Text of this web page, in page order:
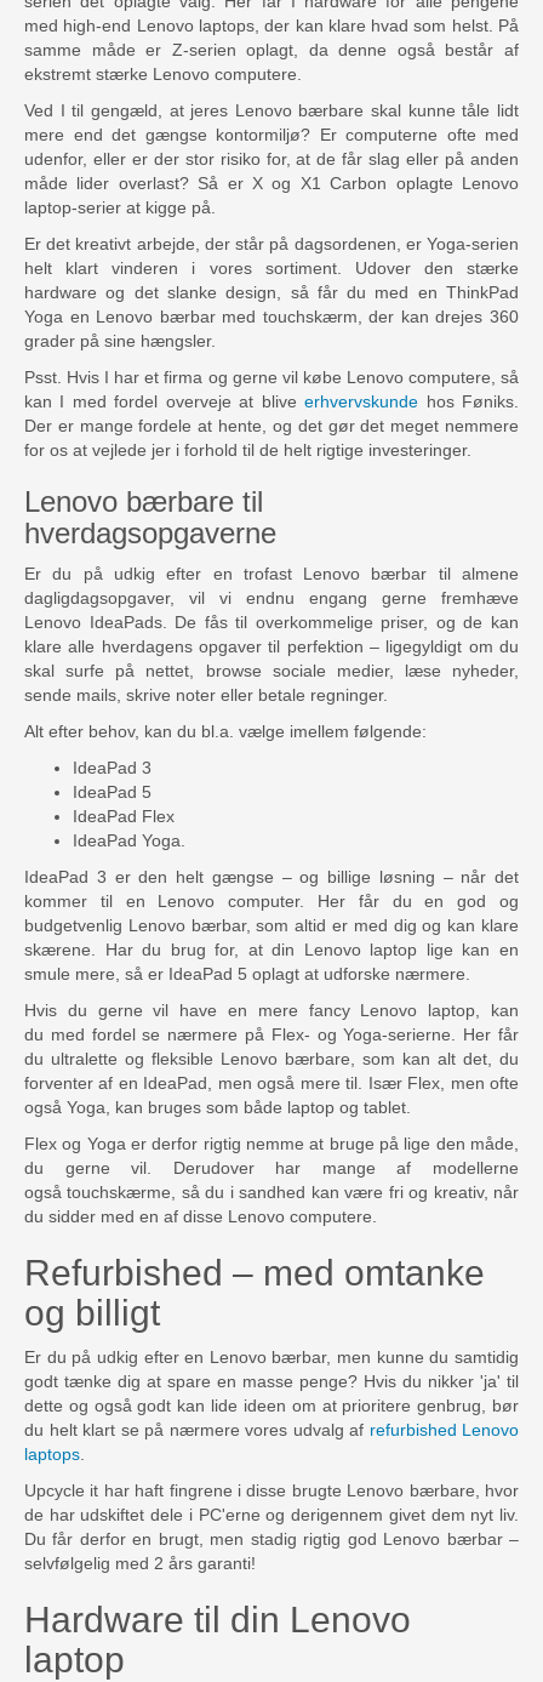
med high-end Lenovo laptops, der kan klare hvad som helst. På
samme måde er Z-serien oplagt, da denne også består af
ekstremt stærke Lenovo computere.
Ved I til gengæld, at jeres Lenovo bærbare skal kunne tåle lidt
mere end det gængse kontormiljø? Er computerne ofte med
udenfor, eller er der stor risiko for, at de får slag eller på anden
måde lider overlast? Så er X og X1 Carbon oplagte Lenovo
laptop-serier at kigge på.
Er det kreativt arbejde, der står på dagsordenen, er Yoga-serien
helt klart vinderen i vores sortiment. Udover den stærke
hardware og det slanke design, så får du med en ThinkPad
Yoga en Lenovo bærbar med touchskærm, der kan drejes 360
grader på sine hængsler.
Psst. Hvis I har et firma og gerne vil købe Lenovo computere, så
kan I med fordel overveje at bliveerhvervskunde hos Føniks.
Der er mange fordele at hente, og det gør det meget nemmere
for os at vejlede jer i forhold til de helt rigtige investeringer.
Lenovo bærbare til
hverdagsopgaverne
Er du på udkig efter en trofast Lenovo bærbar til almene
dagligdagsopgaver, vil vi endnu engang gerne fremhæve
Lenovo IdeaPads. De fås til overkommelige priser, og de kan
klare alle hverdagens opgaver til perfektion – ligegyldigt om du
skal surfe på nettet, browse sociale medier, læse nyheder,
sende mails, skrive noter eller betale regninger.
Alt efter behov, kan du bl.a. vælge imellem følgende:
IdeaPad 3
IdeaPad 5
IdeaPad Flex
IdeaPad Yoga.
IdeaPad 3 er den helt gængse – og billige løsning – når det
kommer til en Lenovo computer. Her får du en god og
budgetvenlig Lenovo bærbar, som altid er med dig og kan klare
skærene. Har du brug for, at din Lenovo laptop lige kan en
smule mere, så er IdeaPad 5 oplagt at udforske nærmere.
Hvis du gerne vil have en mere fancy Lenovo laptop, kan
du med fordel se nærmere på Flex- og Yoga-serierne. Her får
du ultralette og fleksible Lenovo bærbare, som kan alt det, du
forventer af en IdeaPad, men også mere til. Især Flex, men ofte
også Yoga, kan bruges som både laptop og tablet.
Flex og Yoga er derfor rigtig nemme at bruge på lige den måde,
du gerne vil. Derudover har mange af modellerne
også touchskærme, så du i sandhed kan være fri og kreativ, når
du sidder med en af disse Lenovo computere.
Refurbished – med omtanke
og billigt
Er du på udkig efter en Lenovo bærbar, men kunne du samtidig
godt tænke dig at spare en masse penge? Hvis du nikker 'ja' til
dette og også godt kan lide ideen om at prioritere genbrug, bør
du helt klart se på nærmere vores udvalg af refurbished Lenovo
laptops.
Upcycle it har haft fingrene i disse brugte Lenovo bærbare, hvor
de har udskiftet dele i PC'erne og derigennem givet dem nyt liv.
Du får derfor en brugt, men stadig rigtig god Lenovo bærbar –
selvfølgelig med 2 års garanti!
Hardware til din Lenovo
laptop